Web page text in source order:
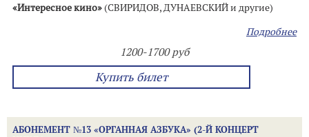
«Интересное кино»(СВИРИДОВ, ДУНАЕВСКИЙ и другие)
Подробнее
1200-1700 руб
Купить билет
АБОНЕМЕНТ №13 «ОРГАННАЯ АЗБУКА» (2-Й КОНЦЕРТ